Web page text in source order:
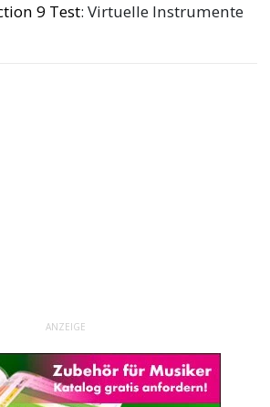
9 Test: Virtuelle Instrumente
ANZEIGE